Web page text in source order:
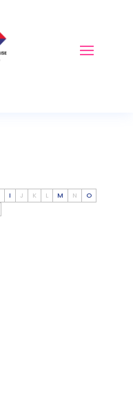
I J K L M N
O